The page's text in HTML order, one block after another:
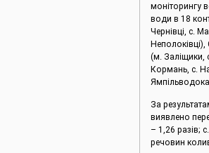
моніторингу
води в 18
Чернівці, c.
Неполоківці),
(м. Заліщики,
Кормань, с.
За
виявлено
– 1,26 разів;
речовин